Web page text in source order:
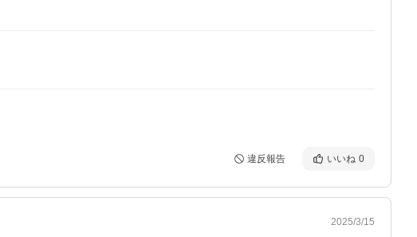
違反報告 いいね 0
2025/3/15